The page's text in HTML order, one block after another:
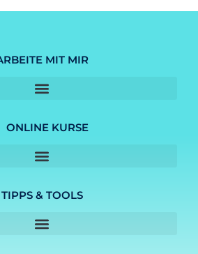
MIT MIR
ONLINE KURSE
TIPPS & TOOLS